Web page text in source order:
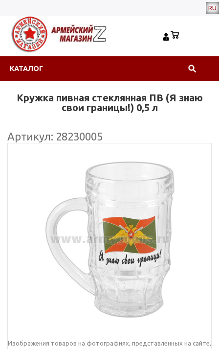
RU
КАТАЛОГ
Кружка пивная стеклянная ПВ (Я знаю
свои границы!) 0,5 л
Артикул: 28230005
Изображения товаров на фотографиях, представленных на сайте,